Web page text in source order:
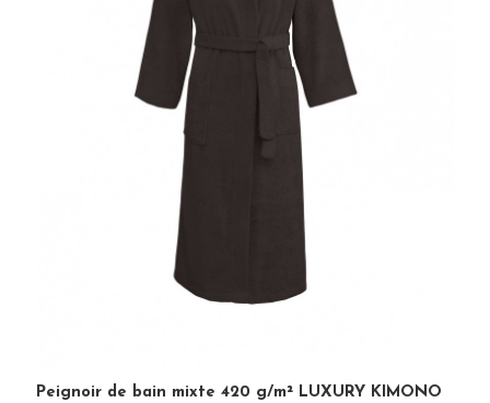
Peignoir de bain mixte 420 g/m² LUXURY KIMONO